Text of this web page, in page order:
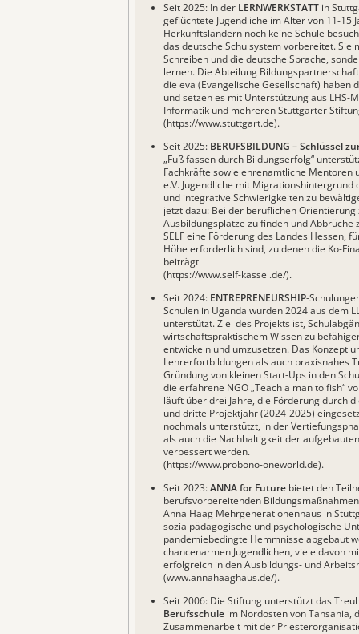
Seit 2025: In der LERNWERKSTATT in
geflüchtete Jugendliche im Alter von 11-15
Herkunftsländern noch keine Schule
das deutsche Schulsystem vorbereitet. Sie
Schreiben und die deutsche Sprache,
lernen. Die Abteilung
die eva (Evangelische Gesellschaft) haben
und setzen es mit Unterstützung aus LHS-
Informatik und mehreren Stuttgarter
(https://www.stuttgart.de).
Seit 2025: BERUFSBILDUNG – Schlüssel
„Fuß fassen durch Bildungserfolg“
Fachkräfte sowie ehrenamtliche Mentoren
e.V. Jugendliche mit Migrationshintergrund
und integrative Schwierigkeiten zu
jetzt dazu: Bei der beruflichen
Ausbildungsplätze zu finden und
SELF eine Förderung des Landes Hessen,
Höhe erforderlich sind, zu denen die Ko-
beiträgt
(https://www.self-kassel.de/).
Seit 2024: ENTREPRENEURSHIP-
Schulen in Uganda wurden 2024 aus dem
unterstützt. Ziel des Projekts ist,
wirtschaftspraktischem Wissen zu
entwickeln und umzusetzen. Das Konzept
Lehrerfortbildungen als auch praxisnahes
Gründung von kleinen Start-Ups in den
die erfahrene NGO„Teach a man to fish“
läuft über drei Jahre, die Förderung durch
und dritte Projektjahr (2024-2025)
nochmals unterstützt, in der
als auch die Nachhaltigkeit der
verbessert werden.
(https://www.probono-oneworld.de).
Seit 2023:ANNA for Future bietet den
berufsvorbereitenden
Anna Haag Mehrgenerationenhaus in
sozialpädagogische und psychologische
pandemiebedingte Hemmnisse abgebaut
chancenarmen Jugendlichen, viele davon
erfolgreich in den Ausbildungs- und
(www.annahaaghaus.de/).
Seit 2006: Die Stiftung unterstützt das
Berufsschule im Nordosten von Tansania,
Zusammenarbeit mit der